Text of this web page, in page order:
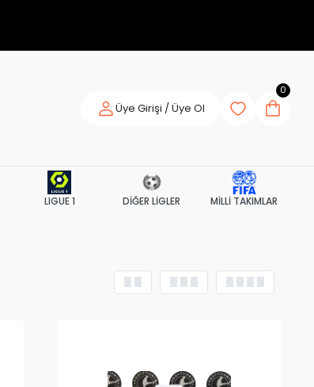
Üye Girişi / Üye Ol
0
LIGUE 1 DİĞER LİGLER MİLLİ TAKIMLAR